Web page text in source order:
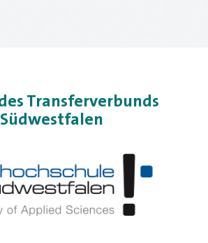
Transferverbunds
Südwestfalen